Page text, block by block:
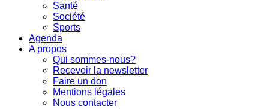
Santé
Société
Sports
Agenda
A propos
Qui sommes-nous?
Recevoir la newsletter
Faire un don
Mentions légales
Nous contacter